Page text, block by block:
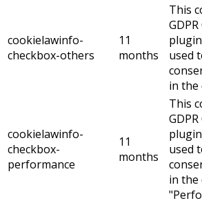
cookielawinfo-
checkbox-others
11
months
This
used
in the
cookielawinfo-
checkbox-
performance
11
months
This
used
in the